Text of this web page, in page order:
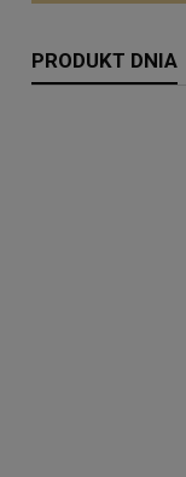
PRODUKT DNIA